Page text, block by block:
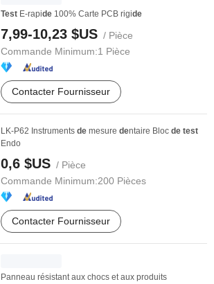
Test E-rapide 100% Carte PCB rigide
7,99-10,23 $US / Pièce
Commande Minimum:1 Pièce
Contacter Fournisseur
LK-P62 Instruments de mesure dentaire Bloc de test
Endo
0,6 $US / Pièce
Commande Minimum:200 Pièces
Contacter Fournisseur
Panneau résistant aux chocs et aux produits